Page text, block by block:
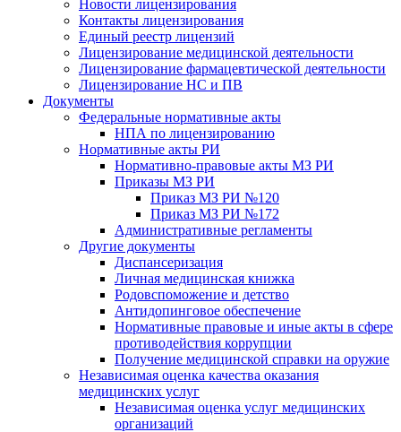
Новости лицензирования
Контакты лицензирования
Единый реестр лицензий
Лицензирование медицинской деятельности
Лицензирование фармацевтической деятельности
Лицензирование НС и ПВ
Документы
Федеральные нормативные акты
НПА по лицензированию
Нормативные акты РИ
Нормативно-правовые акты МЗ РИ
Приказы МЗ РИ
Приказ МЗ РИ №120
Приказ МЗ РИ №172
Административные регламенты
Другие документы
Диспансеризация
Личная медицинская книжка
Родовспоможение и детство
Антидопинговое обеспечение
Нормативные правовые и иные акты в сфере
противодействия коррупции
Получение медицинской справки на оружие
Независимая оценка качества оказания
медицинских услуг
Независимая оценка услуг медицинскиx
организаций